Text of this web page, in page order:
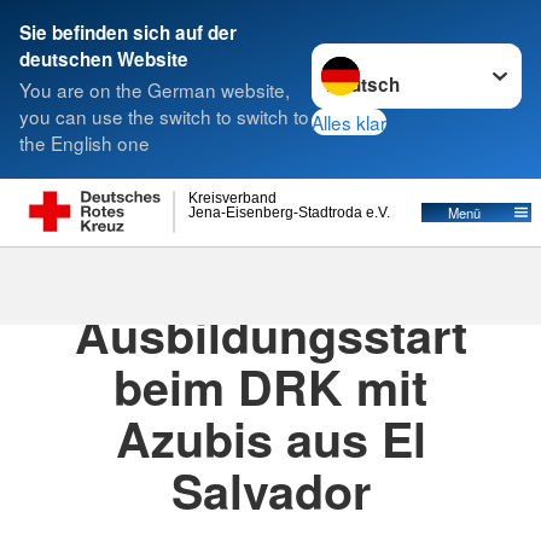
Sie befinden sich auf der
deutschen Website
You are on the German website,
you can use the switch to switch to
the English one
Sprache wechseln zu
Alles klar
Jena-Eisenberg-Stadtroda e.V.
Kreisverband
Menü
Suche
Ausbildungsstart
beim DRK mit
Azubis aus El
Salvador